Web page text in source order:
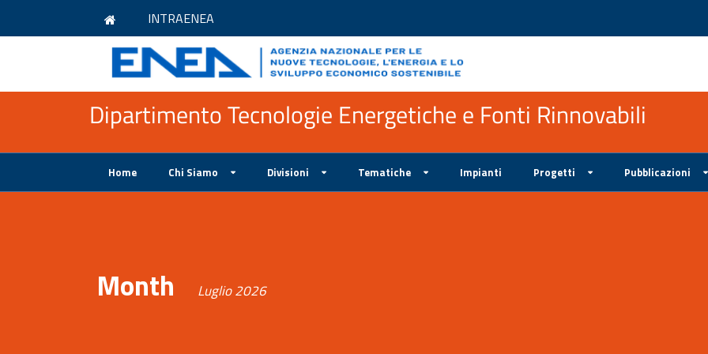
INTRAENEA
Dipartimento Tecnologie Energetiche e Fonti Rinnovabili
Home Chi Siamo Divisioni Tematiche Impianti Progetti Pubblicazioni
Month Luglio 2026